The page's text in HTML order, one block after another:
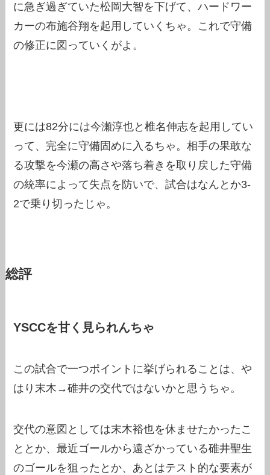
に急ぎ過ぎていた松岡大智を下げて、ハードワー
カーの布施谷翔を起用していくちゃ。これで守備
の修正に図っていくがよ。
更には82分には今瀬淳也と椎名伸志を起用してい
って、完全に守備固めに入るちゃ。相手の果敢な
る攻撃を今瀬の高さや落ち着きを取り戻した守備
の統率によって失点を防いで、試合はなんとか3-
2で乗り切ったじゃ。
総評
YSCCを甘く見られんちゃ
この試合で一つポイントに挙げられることは、や
はり末木→碓井の交代ではないかと思うちゃ。
交代の意図としては末木裕也を休ませたかったこ
ととか、最近ゴールから遠ざかっている碓井聖生
のゴールを狙ったとか、あとはテスト的な要素が